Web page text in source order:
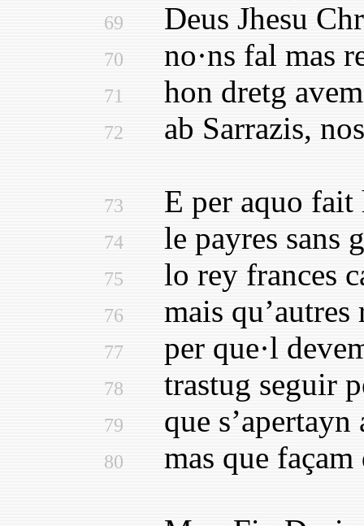
69 Deus Jhesu
70 no·ns fal mas
71 hon dretg avem
72 ab Sarrazis,
73 E per aquo fait
74 le payres sans
75 lo rey frances
76 mais qu’autres
77 per que·l
78 trastug seguir
79 que s’apertayn
80 mas que façam